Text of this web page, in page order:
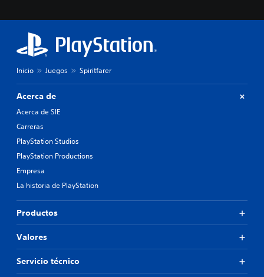
Inicio Juegos Spiritfarer
Acerca de
Acerca de SIE
Carreras
PlayStation Studios
PlayStation Productions
Empresa
La historia de PlayStation
Productos
Valores
Servicio técnico